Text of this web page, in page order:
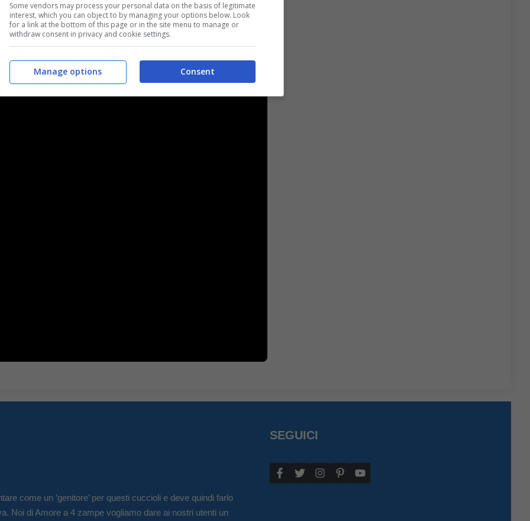
ha spiegato Peter.
natura e raccontano i sentimenti di maternità propri
come un ‘genitore’ per questi cuccioli e deve quindi farlo
Noi di Amore a 4 zampe vogliamo dare ai nostri utenti un
SEGUICI
Some vendors may process your personal data on the basis of legitimate
interest, which you can object to by managing your options below. Look
for a link at the bottom of this page or in the site menu to manage or
withdraw consent in privacy and cookie settings.
Consent
Manage options